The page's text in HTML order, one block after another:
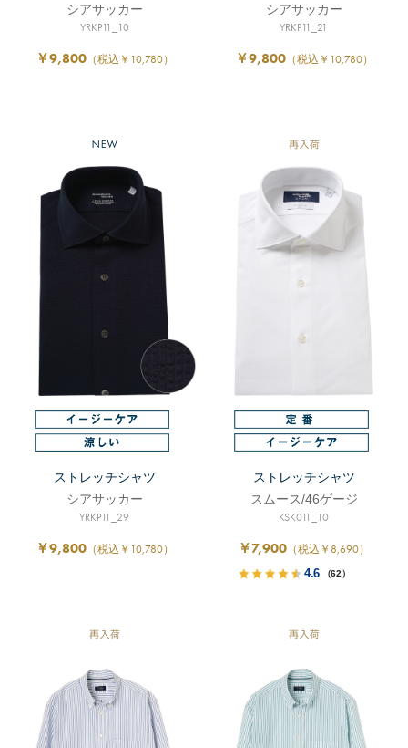
シアサッカー
YRKP11_10
￥9,800（税込￥10,780）
シアサッカー
YRKP11_21
￥9,800（税込￥10,780）
ストレッチシャツ
シアサッカー
YRKP11_29
￥9,800（税込￥10,780）
ストレッチシャツ
スムース/46ゲージ
KSK011_10
￥7,900 （税込￥8,690）
4.6 （62）